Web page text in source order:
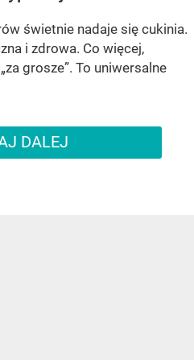
świetnie nadaje się cukinia.
i zdrowa. Co więcej,
grosze”. To uniwersalne
DALEJ